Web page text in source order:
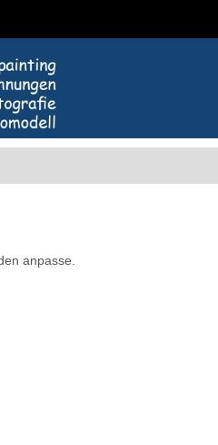
anpasse.